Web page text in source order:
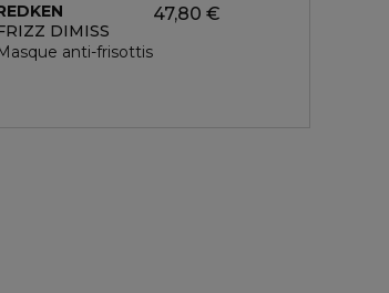
longs
DIMISS
anti-frisottis
47,80 €